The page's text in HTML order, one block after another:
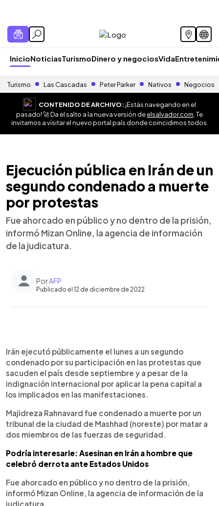
InicioNoticiasTurismoDinero y negociosVida
Turismo Las Cascadas Peter Parker Nativos Negocios
CONTENIDO DE ARCHIVO:¡Estás navegando en el
pasado! 🚀 Da el salto a la nueva versión deelsalvador.com . Te
invitamos a visitar el nuevo portal país donde coincidimos todos.
Ejecución pública en Irán de un
segundo condenado a muerte
por protestas
Fue ahorcado en público y no dentro de la prisión,
informó Mizan Online, la agencia de información
de la judicatura.
PorAFP
Publicado el 12 de diciembre de 2022
Escuchar artículo
Irán ejecutó públicamente el lunes a un segundo
condenado por su participación en las protestas que
sacuden el país desde septiembre y a pesar de la
indignación internacional por aplicar la pena capital a
los implicados en las manifestaciones.
Majidreza Rahnavard fue condenado a muerte por un
tribunal de la ciudad de Mashhad (noreste) por matar a
dos miembros de las fuerzas de seguridad.
Podría interesarle: Asesinan en Irán a hombre que
celebró derrota ante Estados Unidos
Fue ahorcado en público y no dentro de la prisión,
informó Mizan Online, la agencia de información de la
judicatura.